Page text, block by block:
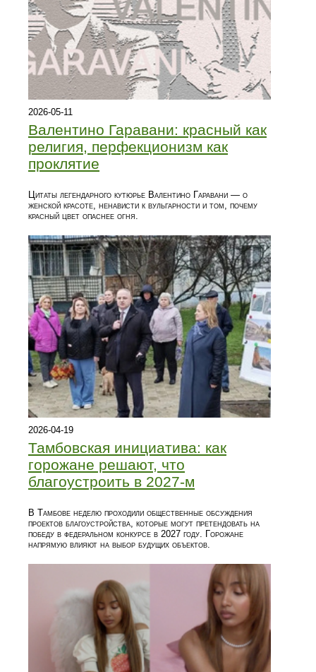
2026-05-11
Валентино Гаравани: красный как
религия, перфекционизм как
проклятие
Цитаты легендарного кутюрье Валентино Гаравани — о
женской красоте, ненависти к вульгарности и том, почему
красный цвет опаснее огня.
2026-04-19
Тамбовская инициатива: как
горожане решают, что
благоустроить в 2027-м
В Тамбове неделю проходили общественные обсуждения
проектов благоустройства, которые могут претендовать на
победу в федеральном конкурсе в 2027 году. Горожане
напрямую влияют на выбор будущих объектов.